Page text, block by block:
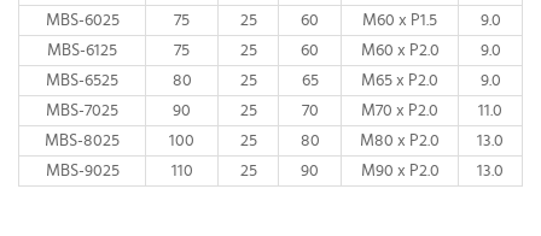
MBS-6025
75 25 60 M60 x P1.5
9.0
MBS-6125
75 25 60 M60 x P2.0
9.0
MBS-6525
80 25 65 M65 x P2.0
9.0
MBS-7025
90 25 70 M70 x P2.0
11.0
MBS-8025
100 25 80 M80 x P2.0
13.0
MBS-9025
110 25 90 M90 x P2.0 13.0